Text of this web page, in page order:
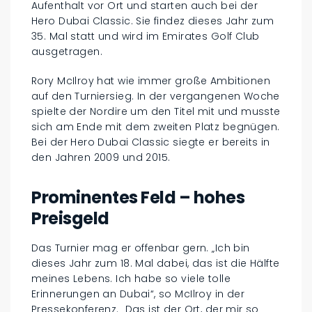
Aufenthalt vor Ort und starten auch bei der
Hero Dubai Classic. Sie findez dieses Jahr zum
35. Mal statt und wird im Emirates Golf Club
ausgetragen.
Rory McIlroy hat wie immer große Ambitionen
auf den Turniersieg. In der vergangenen Woche
spielte der Nordire um den Titel mit und musste
sich am Ende mit dem zweiten Platz begnügen.
Bei der Hero Dubai Classic siegte er bereits in
den Jahren 2009 und 2015.
Prominentes Feld – hohes
Preisgeld
Das Turnier mag er offenbar gern. „Ich bin
dieses Jahr zum 18. Mal dabei, das ist die Hälfte
meines Lebens. Ich habe so viele tolle
Erinnerungen an Dubai“, so McIlroy in der
Pressekonferenz. „Das ist der Ort, der mir so